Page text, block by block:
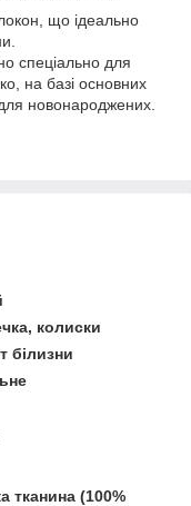
що ідеально
спеціально для
на базі основних
новонароджених.
колиски
білизни
тканина (100%